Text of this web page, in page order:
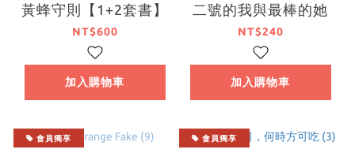
黃蜂守則【1+2套書】
NT$600
加入購物車
二號的我與最棒的她
NT$240
加入購物車
會員獨享 會員獨享